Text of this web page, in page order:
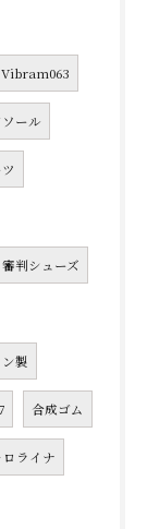
Vibram063
ール
審判シューズ
製
合成ゴム
ライナ